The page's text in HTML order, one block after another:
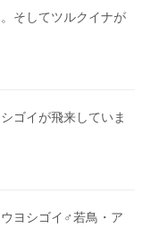
そしてツルクイナが
ゴイが飛来していま
ヨシゴイ♂若鳥・ア